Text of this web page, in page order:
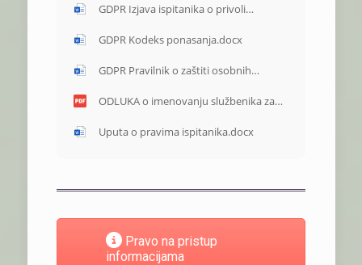
GDPR Izjava ispitanika o privoli
GDPR Kodeks ponasanja.docx
GDPR Pravilnik o zaštiti osobnih
ODLUKA o imenovanju službenika za
Uputa o pravima ispitanika.docx
Pravo na pristup
informacijama